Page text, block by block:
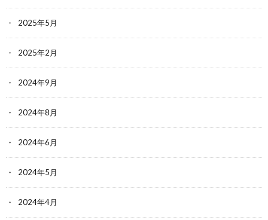
2025年5月
2025年2月
2024年9月
2024年8月
2024年6月
2024年5月
2024年4月